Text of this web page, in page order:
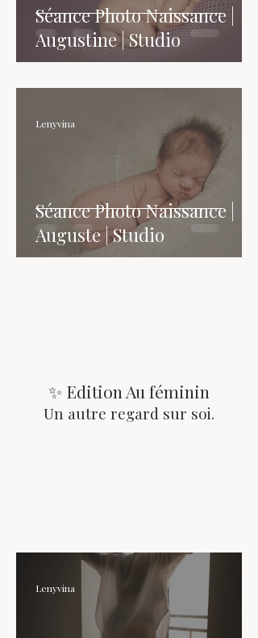
Séance Photo Naissance |
Augustine | Studio
Séance Photo Naissance |
Auguste | Studio
Lenyvina
✨ Edition Au féminin
Un autre regard sur soi.
Lenyvina